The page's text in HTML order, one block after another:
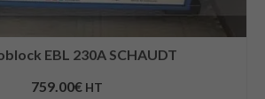
EBL 230A SCHAUDT
759.00€ HT